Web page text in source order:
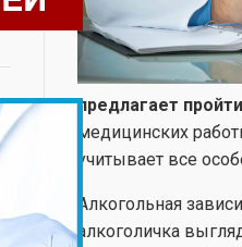
предлагает
медицинских
учитывает все
Алкогольная
алкоголичка